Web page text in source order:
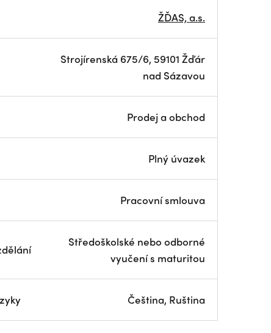
ŽĎAS, a.s.
Strojírenská 675/6, 59101 Žďár
nad Sázavou
Prodej a obchod
Plný úvazek
Pracovní smlouva
Středoškolské nebo odborné
vyučení s maturitou
Čeština, Ruština